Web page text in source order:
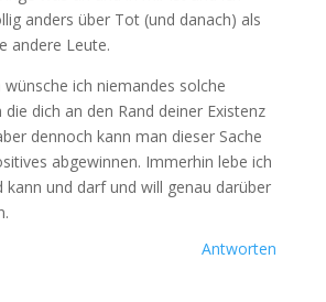
anders über Tot (und danach) als
andere Leute.
wünsche ich niemandes solche
die dich an den Rand deiner Existenz
dennoch kann man dieser Sache
abgewinnen. Immerhin lebe ich
kann und darf und will genau darüber
Antworten